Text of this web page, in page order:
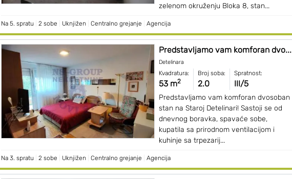
zelenom okruženju Bloka 8, stan...
Na 5. spratu 2 sobe Uknjižen Centralno grejanje Agencija
Predstavljamo vam komforan dvo...
Detelinara
Kvadratura:
53 m2
Broj soba:
2.0
Spratnost:
III/5
Predstavljamo vam komforan dvosoban
stan na Staroj Detelinari! Sastoji se od
dnevnog boravka, spavaće sobe,
kupatila sa prirodnom ventilacijom i
kuhinje sa trpezarij...
Na 3. spratu 2 sobe Uknjižen Centralno grejanje Agencija